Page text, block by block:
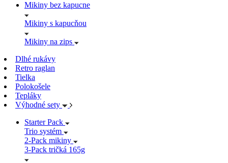
Mikiny bez kapucne
Mikiny s kapucňou
Mikiny na zips
Dlhé rukávy
Retro raglan
Tielka
Polokošele
Tepláky
Výhodné sety
Starter Pack
Trio systém
2-Pack mikiny
3-Pack tričká 165g